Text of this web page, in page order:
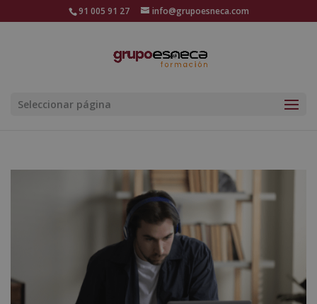
91 005 91 27 info@grupoesneca.com
Seleccionar página